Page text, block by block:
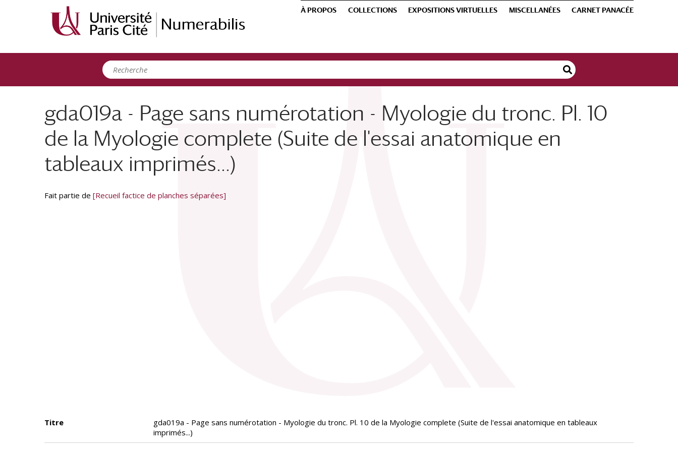
À PROPOS COLLECTIONS EXPOSITIONS VIRTUELLES MISCELLANÉES CARNET PANACÉE
gda019a - Page sans numérotation - Myologie du tronc. Pl. 10
de la Myologie complete (Suite de l'essai anatomique en
tableaux imprimés...)
Fait partie de [Recueil factice de planches séparées]
Titre
gda019a - Page sans numérotation - Myologie du tronc. Pl. 10 de la Myologie complete (Suite de l'essai anatomique en tableaux
imprimés...)
Panneau de gestion des cookies